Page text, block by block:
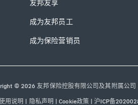
友邦友享
成为友邦员工
成为保险营销员
© 2026 友邦保险控股有限公司及其附属公司
用说明 隐私声明 |Cookie政策 |沪ICP备